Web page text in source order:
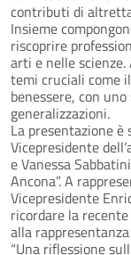
contributi di
Insieme
riscoprire
arti e nelle
temi cruciali come
benessere, con
generalizzazioni.
La presentazione
Vicepresidente
e Vanessa
Ancona”. A
Vicepresidente
ricordare la
alla
“Una riflessione